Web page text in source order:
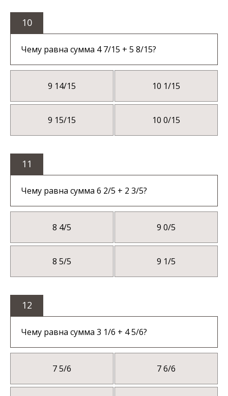
10
Чему равна сумма 4 7/15 + 5 8/15?
9 14/15 10 1/15
9 15/15 10 0/15
11
Чему равна сумма 6 2/5 + 2 3/5?
8 4/5 9 0/5
8 5/5 9 1/5
12
Чему равна сумма 3 1/6 + 4 5/6?
7 5/6 7 6/6